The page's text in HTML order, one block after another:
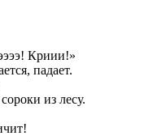
Криии!»
падает.
из лесу.